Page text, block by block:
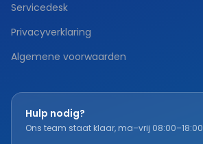
Servicedesk
Privacyverklaring
Algemene voorwaarden
Hulp nodig?
Ons team staat klaar, ma–vrij 08:00–18:00